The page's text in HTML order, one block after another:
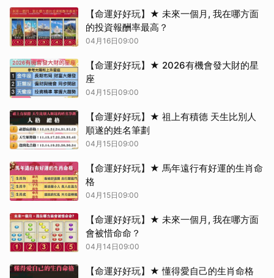
【命運好好玩】★ 未來一個月, 我在哪方面
的投資報酬率最高？
04月16日09:00
【命運好好玩】★ 2026有機會發大財的星
座
04月15日09:00
【命運好好玩】★ 祖上有積德 天生比別人
順遂的姓名筆劃
04月15日09:00
【命運好好玩】★ 馬年遠行有好運的生肖命
格
04月15日09:00
【命運好好玩】★ 未來一個月, 我在哪方面
會被惜命命？
04月14日09:00
【命運好好玩】★ 懂得愛自己的生肖命格